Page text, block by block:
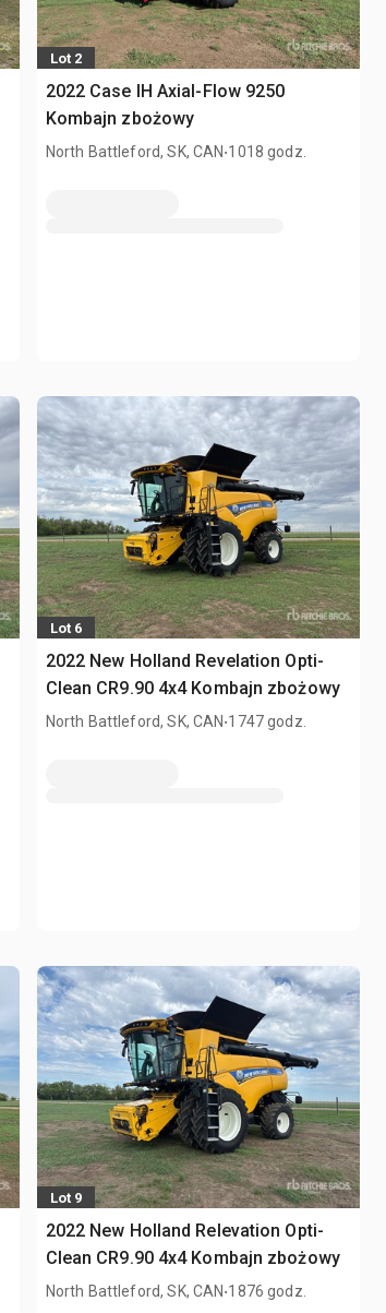
Lot 2
2022 Case IH Axial-Flow 9250
Kombajn zbożowy
North Battleford, SK, CAN.1018 godz.
Lot 6
2022 New Holland Revelation Opti-
Clean CR9.90 4x4 Kombajn zbożowy
North Battleford, SK, CAN.1747 godz.
Lot 9
2022 New Holland Relevation Opti-
Clean CR9.90 4x4 Kombajn zbożowy
North Battleford, SK, CAN.1876 godz.